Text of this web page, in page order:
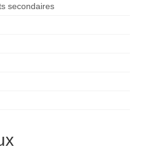
secondaires